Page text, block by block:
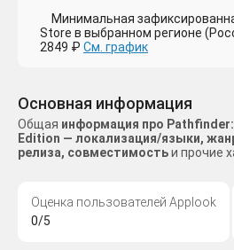
Минимальная
Store в выбранном регионе
2849 ₽ См. график
Основная информация
Общая информация про
Edition — локализация/языки,
релиза, совместимостьи прочие
Оценка пользователей Applook
0/5